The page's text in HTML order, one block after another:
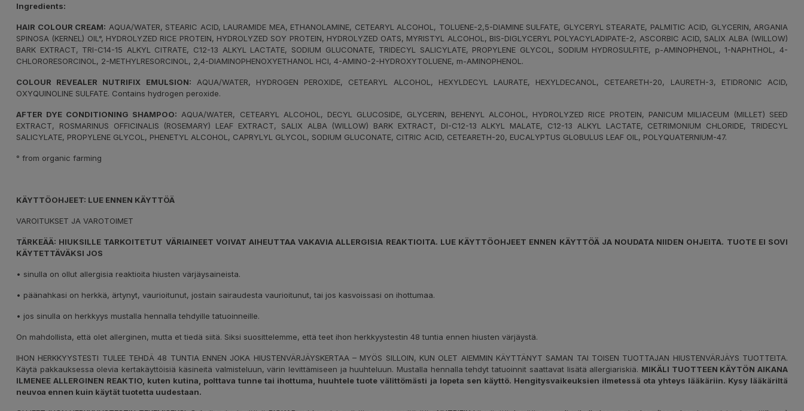
Ingredients:
HAIR COLOUR CREAM: AQUA/WATER, STEARIC ACID, LAURAMIDE MEA, ETHANOLAMINE, CETEARYL ALCOHOL, TOLUENE-2,5-DIAMINE SULFATE, GLYCERYL STEARATE, PALMITIC ACID, GLYCERIN, ARGANIA
SPINOSA (KERNEL) OIL°, HYDROLYZED RICE PROTEIN, HYDROLYZED SOY PROTEIN, HYDROLYZED OATS, MYRISTYL ALCOHOL, BIS-DIGLYCERYL POLYACYLADIPATE-2, ASCORBIC ACID, SALIX ALBA (WILLOW)
BARK EXTRACT, TRI-C14-15 ALKYL CITRATE, C12-13 ALKYL LACTATE, SODIUM GLUCONATE, TRIDECYL SALICYLATE, PROPYLENE GLYCOL, SODIUM HYDROSULFITE, p-AMINOPHENOL, 1-NAPHTHOL, 4-
CHLORORESORCINOL, 2-METHYLRESORCINOL, 2,4-DIAMINOPHENOXYETHANOL HCI, 4-AMINO-2-HYDROXYTOLUENE, m-AMINOPHENOL.
COLOUR REVEALER NUTRIFIX EMULSION: AQUA/WATER, HYDROGEN PEROXIDE, CETEARYL ALCOHOL, HEXYLDECYL LAURATE, HEXYLDECANOL, CETEARETH-20, LAURETH-3, ETIDRONIC ACID,
OXYQUINOLINE SULFATE. Contains hydrogen peroxide.
AFTER DYE CONDITIONING SHAMPOO: AQUA/WATER, CETEARYL ALCOHOL, DECYL GLUCOSIDE, GLYCERIN, BEHENYL ALCOHOL, HYDROLYZED RICE PROTEIN, PANICUM MILIACEUM (MILLET) SEED
EXTRACT, ROSMARINUS OFFICINALIS (ROSEMARY) LEAF EXTRACT, SALIX ALBA (WILLOW) BARK EXTRACT, DI-C12-13 ALKYL MALATE, C12-13 ALKYL LACTATE, CETRIMONIUM CHLORIDE, TRIDECYL
SALICYLATE, PROPYLENE GLYCOL, PHENETYL ALCOHOL, CAPRYLYL GLYCOL, SODIUM GLUCONATE, CITRIC ACID, CETEARETH-20, EUCALYPTUS GLOBULUS LEAF OIL, POLYQUATERNIUM-47.
° from organic farming
KÄYTTÖOHJEET: LUE ENNEN KÄYTTÖÄ
VAROITUKSET JA VAROTOIMET
TÄRKEÄÄ: HIUKSILLE TARKOITETUT VÄRIAINEET VOIVAT AIHEUTTAA VAKAVIA ALLERGISIA REAKTIOITA. LUE KÄYTTÖOHJEET ENNEN KÄYTTÖÄ JA NOUDATA NIIDEN OHJEITA. TUOTE EI SOVI
KÄYTETTÄVÄKSI JOS
• sinulla on ollut allergisia reaktioita hiusten värjäysaineista.
• päänahkasi on herkkä, ärtynyt, vaurioitunut, jostain sairaudesta vaurioitunut, tai jos kasvoissasi on ihottumaa.
• jos sinulla on herkkyys mustalla hennalla tehdyille tatuoinneille.
On mahdollista, että olet allerginen, mutta et tiedä siitä. Siksi suosittelemme, että teet ihon herkkyystestin 48 tuntia ennen hiusten värjäystä.
IHON HERKKYYSTESTI TULEE TEHDÄ 48 TUNTIA ENNEN JOKA HIUSTENVÄRJÄYSKERTAA – MYÖS SILLOIN, KUN OLET AIEMMIN KÄYTTÄNYT SAMAN TAI TOISEN TUOTTAJAN HIUSTENVÄRJÄYS TUOTTEITA.
Käytä pakkauksessa olevia kertakäyttöisiä käsineitä valmisteluun, värin levittämiseen ja huuhteluun. Mustalla hennalla tehdyt tatuoinnit saattavat lisätä allergiariskiä. MIKÄLI TUOTTEEN KÄYTÖN AIKANA
ILMENEE ALLERGINEN REAKTIO, kuten kutina, polttava tunne tai ihottuma, huuhtele tuote välittömästi ja lopeta sen käyttö. Hengitysvaikeuksien ilmetessä ota yhteys lääkäriin. Kysy lääkäriltä
neuvoa ennen kuin käytät tuotetta uudestaan.